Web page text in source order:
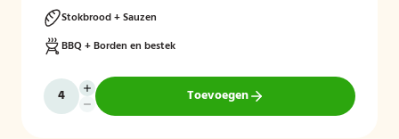
Stokbrood + Sauzen
BBQ + Borden en bestek
Toevoegen